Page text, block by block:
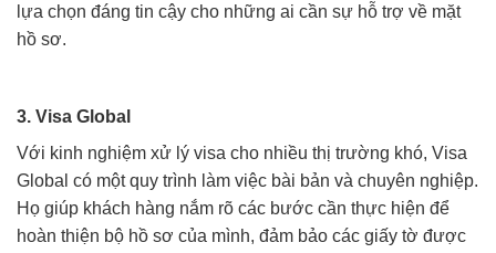
lựa chọn đáng tin cậy cho những ai cần sự hỗ trợ về mặt
hồ sơ.
3. Visa Global
Với kinh nghiệm xử lý visa cho nhiều thị trường khó, Visa
Global có một quy trình làm việc bài bản và chuyên nghiệp.
Họ giúp khách hàng nắm rõ các bước cần thực hiện để
hoàn thiện bộ hồ sơ của mình, đảm bảo các giấy tờ được